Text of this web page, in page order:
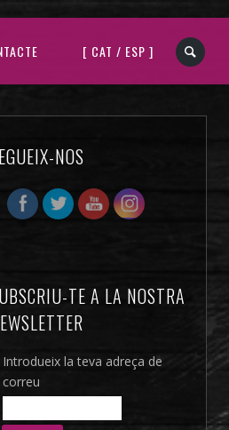
[ CAT / ESP ]
NOS
TE A LA NOSTRA
Introdueix la teva adreça de
correu